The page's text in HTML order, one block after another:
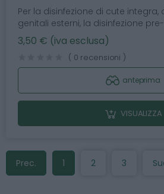
Per la disinfezione di cute integra,
genitali esterni, la disinfezione
3,50 € (iva esclusa)
( 0 recensioni )
anteprima
VISUALIZZA
Prec. 1 2 3